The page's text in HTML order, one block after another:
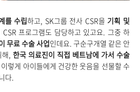
를 수립하고, SK그룹 전사 CSR을 기획 및
프로그램도 담당하고 있고요. 그중 하
무료 수술 사업인데요. 구순구개열 같은 안
, 한국 의료진이 직접 베트남에 가서 수술
렇게 아이들에게 건강한 웃음을 선물할 수
다.